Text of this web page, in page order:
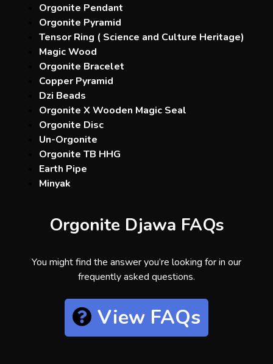
Orgonite Pendant
Orgonite Pyramid
Tensor Ring ( Science and Culture Heritage)
Magic Wood
Orgonite Bracelet
Copper Pyramid
Dzi Beads
Orgonite X Wooden Magic Seal
Orgonite Disc
Un-Orgonite
Orgonite TB HHG
Earth Pipe
Minyak
Orgonite Djawa FAQs
You might find the answer you’re looking for in our
frequently asked questions.
View FAQs